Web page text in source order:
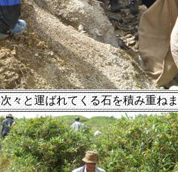
次々と運ばれてくる石を積み重ね